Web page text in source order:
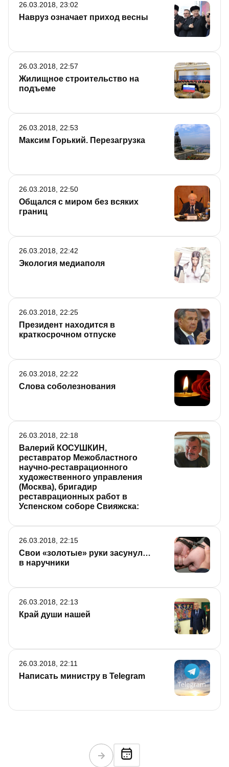
Навруз означает приход весны
26.03.2018, 23:02
Жилищное строительство на
подъеме
26.03.2018, 22:57
Максим Горький. Перезагрузка
26.03.2018, 22:53
Общался с миром без всяких
границ
26.03.2018, 22:50
Экология медиаполя
26.03.2018, 22:42
Президент находится в
краткосрочном отпуске
26.03.2018, 22:25
Слова соболезнования
26.03.2018, 22:22
Валерий КОСУШКИН,
реставратор Межобластного
научно-реставрационного
художественного управления
(Москва), бригадир
реставрационных работ в
Успенском соборе Свияжска:
26.03.2018, 22:18
Свои «золотые» руки засунул…
в наручники
26.03.2018, 22:15
Край души нашей
26.03.2018, 22:13
Написать министру в Telegram
26.03.2018, 22:11